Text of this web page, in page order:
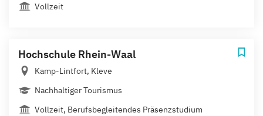
Vollzeit
Hochschule Rhein-Waal
Kamp-Lintfort, Kleve
Nachhaltiger Tourismus
Vollzeit, Berufsbegleitendes Präsenzstudium